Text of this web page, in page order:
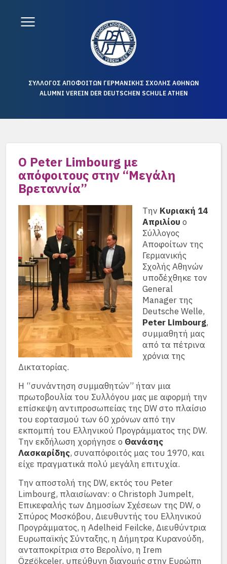
ΣΥΛΛΟΓΟΣ ΑΠΟΦΟΙΤΩΝ ΓΕΡΜΑΝΙΚΗΣ ΣΧΟΛΗΣ ΑΘΗΝΩΝ
ALUMNI VEREIN DER DEUTSCHEN SCHULE ATHEN
Ο Peter Limbourg με
απόφοιτους στην “Μεγάλη
Βρεταννία”
Την Κυριακή 14
Απριλίου ο
Σύλλογος
Αποφοίτων της
Γερμανικής
Σχολής Αθηνών
υποδέχθηκε τον
General
Manager της
Deutsche Welle,
Peter Limbourg,
συμμαθητή μας
από τα πέτρινα
χρόνια της
Δικτατορίας.
Η “συνάντηση συμμαθητών” ήταν μια
πρωτοβουλία του Συλλόγου μας με αφορμή την
επίσκεψη αντιπροσωπείας της DW στο πλαίσιο
του εορτασμού των 60 χρόνων από την
εκπομπή του Ελληνικού Προγράμματος της DW.
Την εκδήλωση χορήγησε ο Θανάσης
Λασκαρίδης, συναπόφοιτός μας του 1970, και
είχε πραγματικά πολύ μεγάλη επιτυχία.
Την αποστολή της DW, εκτός του Peter
Limbourg, πλαισίωναν: ο Christoph Jumpelt,
Επικεφαλής των Δημοσίων Σχέσεων της DW, ο
Σπύρος Μοσκόβου, Διευθυντής του Ελληνικού
Προγράμματος, η Adelheid Feilcke, Διευθύντρια
Ευρωπαϊκής Σύνταξης, η Δήμητρα Κυρανούδη,
ανταποκρίτρια στο Βερολίνο, η Irem
Özgökceler, υπεύθυνη διανομής στην Ευρώπη